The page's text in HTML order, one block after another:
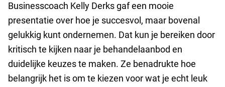
Businesscoach Kelly Derks gaf een mooie
presentatie over hoe je succesvol, maar bovenal
gelukkig kunt ondernemen. Dat kun je bereiken door
kritisch te kijken naar je behandelaanbod en
duidelijke keuzes te maken. Ze benadrukte hoe
belangrijk het is om te kiezen voor wat je echt leuk